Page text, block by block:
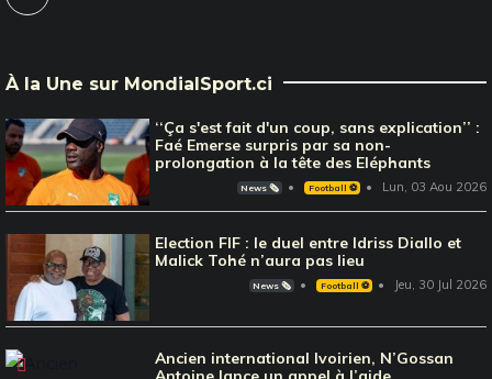
À la Une sur MondialSport.ci
‘‘Ça s'est fait d'un coup, sans explication’’ :
Faé Emerse surpris par sa non-
prolongation à la tête des Eléphants
News 🗞️ Football ⚽️ Lun, 03 Aou 2026
Election FIF : le duel entre Idriss Diallo et
Malick Tohé n’aura pas lieu
News 🗞️ Football ⚽️ Jeu, 30 Jul 2026
Ancien international Ivoirien, N’Gossan